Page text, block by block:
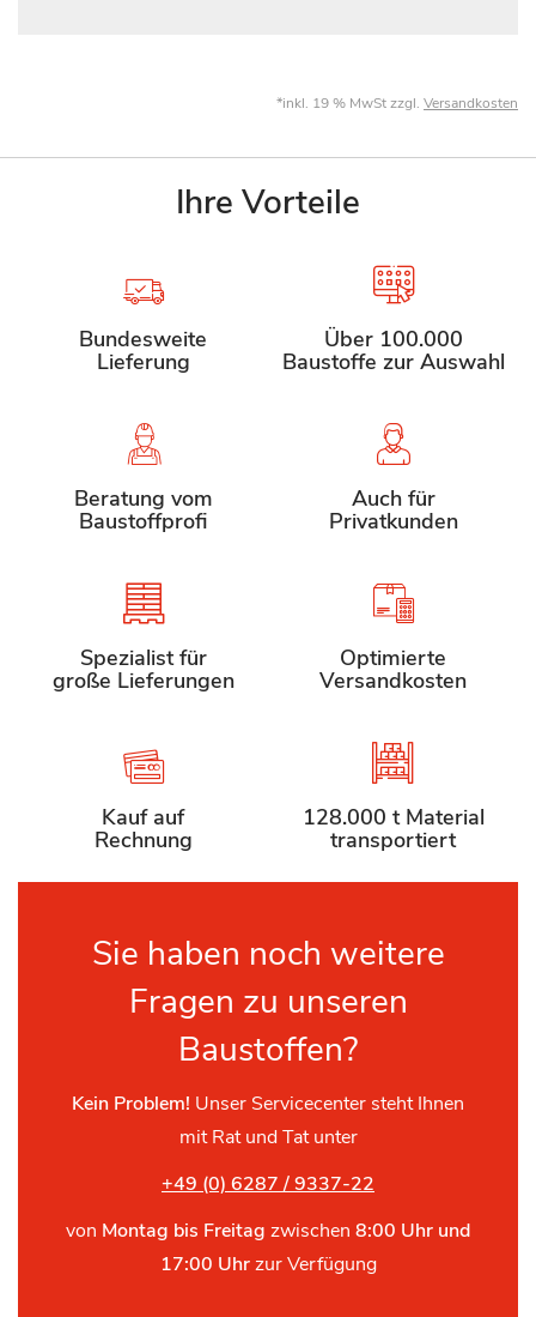
*inkl. 19 % MwSt zzgl. Versandkosten
Ihre Vorteile
Bundesweite
Lieferung
Über 100.000
Baustoffe zur Auswahl
Beratung vom
Baustoffprofi
Auch für
Privatkunden
Spezialist für
große Lieferungen
Optimierte
Versandkosten
Kauf auf
Rechnung
128.000 t Material
transportiert
Sie haben noch weitere
Fragen zu unseren
Baustoffen?
Kein Problem! Unser Servicecenter steht Ihnen
mit Rat und Tat unter
+49 (0) 6287 / 9337-22
von Montag bis Freitag zwischen 8:00 Uhr und
17:00 Uhrzur Verfügung